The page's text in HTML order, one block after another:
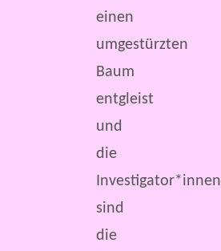
einen
umgestürzten
Baum
entgleist
und
die
Investigator*innen
sind
die